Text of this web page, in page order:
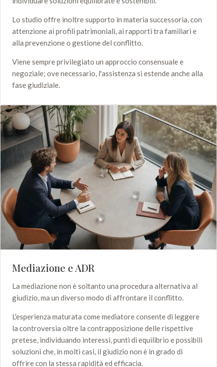
Lo studio offre inoltre supporto in materia successoria, con
attenzione ai profili patrimoniali, ai rapporti tra familiari e
alla prevenzione o gestione del conflitto.
Viene sempre privilegiato un approccio consensuale e
negoziale; ove necessario, l'assistenza si estende anche alla
fase giudiziale.
Mediazione e ADR
La mediazione non è soltanto una procedura alternativa al
giudizio, ma un diverso modo di affrontare il conflitto.
L'esperienza maturata come mediatore consente di leggere
la controversia oltre la contrapposizione delle rispettive
pretese, individuando interessi, punti di equilibrio e possibili
soluzioni che, in molti casi, il giudizio non è in grado di
offrire con la stessa rapidità ed efficacia.